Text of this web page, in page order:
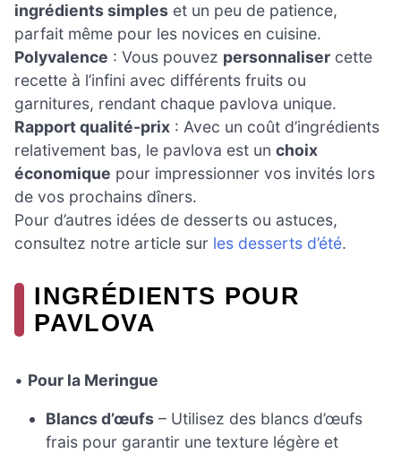
ingrédients simples et un peu de patience,
parfait même pour les novices en cuisine.
Polyvalence : Vous pouvez personnaliser cette
recette à l’infini avec différents fruits ou
garnitures, rendant chaque pavlova unique.
Rapport qualité-prix : Avec un coût d’ingrédients
relativement bas, le pavlova est un choix
économique pour impressionner vos invités lors
de vos prochains dîners.
Pour d’autres idées de desserts ou astuces,
consultez notre article sur les desserts d’été.
INGRÉDIENTS POUR
PAVLOVA
• Pour la Meringue
Blancs d’œufs – Utilisez des blancs d’œufs
frais pour garantir une texture légère et